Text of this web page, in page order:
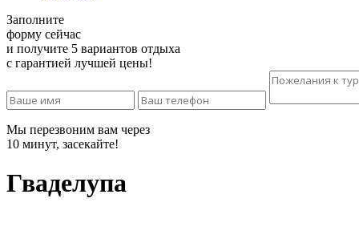
Заполните
форму сейчас
и получите 5 вариантов отдыха
с гарантией лучшей цены!
Мы перезвоним вам через
10 минут, засекайте!
Гваделупа